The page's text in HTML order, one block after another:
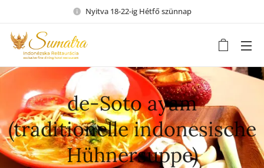
Nyitva 18-22-ig Hétfő szünnap
de-Soto ayam
(traditionelle indonesische
Hühnersuppe)